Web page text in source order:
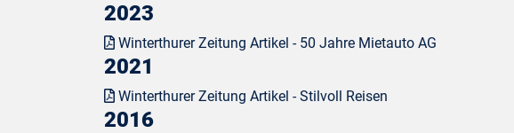
2023
Winterthurer Zeitung Artikel - 50 Jahre Mietauto AG
2021
Winterthurer Zeitung Artikel - Stilvoll Reisen
2016